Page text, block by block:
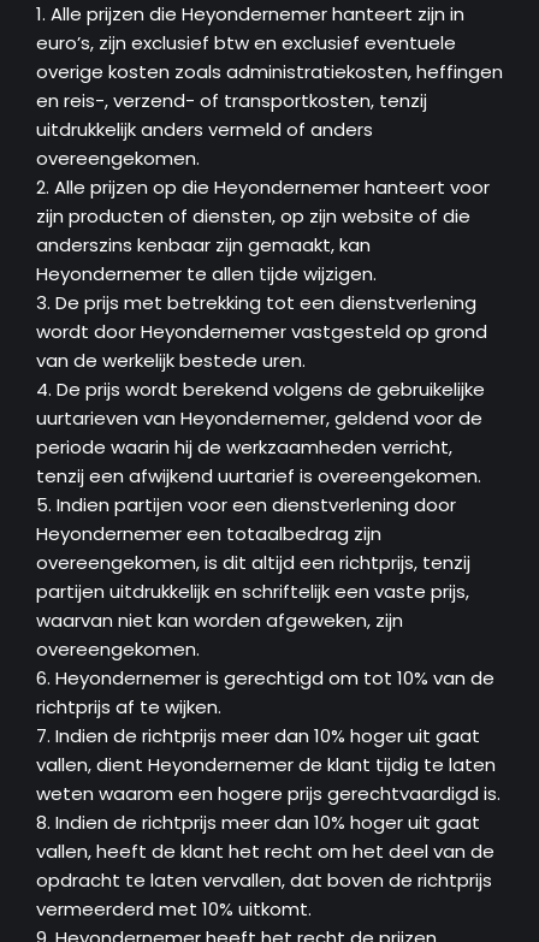
1. Alle prijzen die Heyondernemer hanteert zijn in
euro’s, zijn exclusief btw en exclusief eventuele
overige kosten zoals administratiekosten, heffingen
en reis-, verzend- of transportkosten, tenzij
uitdrukkelijk anders vermeld of anders
overeengekomen.
2. Alle prijzen op die Heyondernemer hanteert voor
zijn producten of diensten, op zijn website of die
anderszins kenbaar zijn gemaakt, kan
Heyondernemer te allen tijde wijzigen.
3. De prijs met betrekking tot een dienstverlening
wordt door Heyondernemer vastgesteld op grond
van de werkelijk bestede uren.
4. De prijs wordt berekend volgens de gebruikelijke
uurtarieven van Heyondernemer, geldend voor de
periode waarin hij de werkzaamheden verricht,
tenzij een afwijkend uurtarief is overeengekomen.
5. Indien partijen voor een dienstverlening door
Heyondernemer een totaalbedrag zijn
overeengekomen, is dit altijd een richtprijs, tenzij
partijen uitdrukkelijk en schriftelijk een vaste prijs,
waarvan niet kan worden afgeweken, zijn
overeengekomen.
6. Heyondernemer is gerechtigd om tot 10% van de
richtprijs af te wijken.
7. Indien de richtprijs meer dan 10% hoger uit gaat
vallen, dient Heyondernemer de klant tijdig te laten
weten waarom een hogere prijs gerechtvaardigd is.
8. Indien de richtprijs meer dan 10% hoger uit gaat
vallen, heeft de klant het recht om het deel van de
opdracht te laten vervallen, dat boven de richtprijs
vermeerderd met 10% uitkomt.